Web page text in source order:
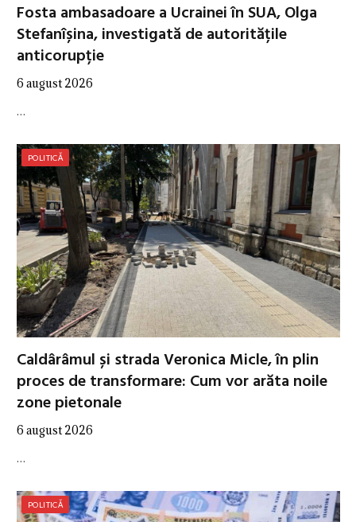
Fosta ambasadoare a Ucrainei în SUA, Olga
Stefanîșina, investigată de autoritățile
anticorupție
6 august 2026
…
POLITICĂ
Caldârâmul și strada Veronica Micle, în plin
proces de transformare: Cum vor arăta noile
zone pietonale
6 august 2026
…
POLITICĂ